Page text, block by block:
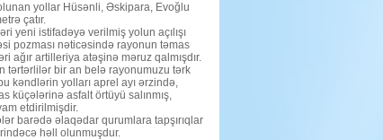
yollar Hüsənli, Əskipara, Evoğlu
çatır.
yeni istifadəyə verilmiş yolun açılışı
pozması nəticəsində rayonun təmas
ağır artilleriya atəşinə məruz qalmışdır.
tərtərlilər bir an belə rayonumuzu tərk
kəndlərin yolları aprel ayı ərzində,
küçələrinə asfalt örtüyü salınmış,
etdirilmişdir.
barədə əlaqədar qurumlara tapşırıqlar
həll olunmuşdur.